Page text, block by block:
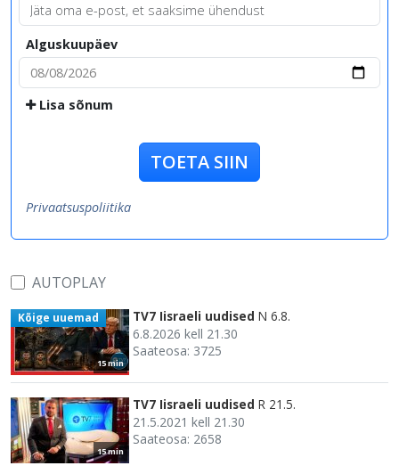
Alguskuupäev
Lisa sõnum
TOETA SIIN
Privaatsuspoliitika
AUTOPLAY
15 min
Kõige uuemad TV7 Iisraeli uudised N 6.8.
6.8.2026 kell 21.30
Saateosa: 3725
15 min
TV7 Iisraeli uudised R 21.5.
21.5.2021 kell 21.30
Saateosa: 2658